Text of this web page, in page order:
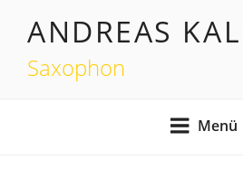
InhaltANDREAS
Saxophon
Menü